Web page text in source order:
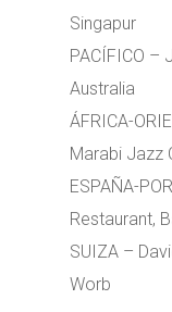
Singapur
PACÍFICO –
Australia
ÁFRICA-
Marabi Jazz
ESPAÑA-
Restaurant,
SUIZA –
Worb